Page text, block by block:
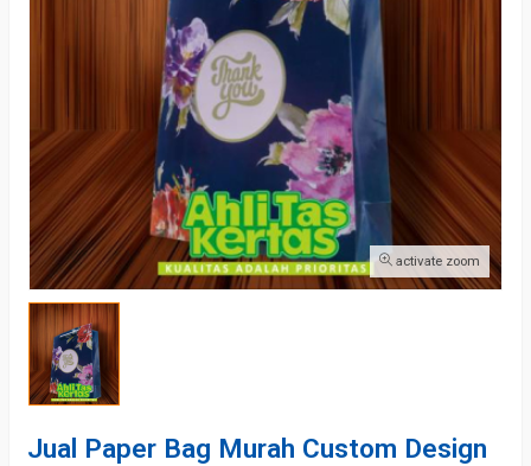
activate zoom
Jual Paper Bag Murah Custom Design